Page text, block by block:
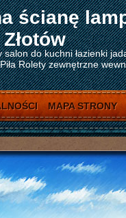
ścianę
do kuchni łazienki
Rolety zewnętrzne
MAPA STRONY